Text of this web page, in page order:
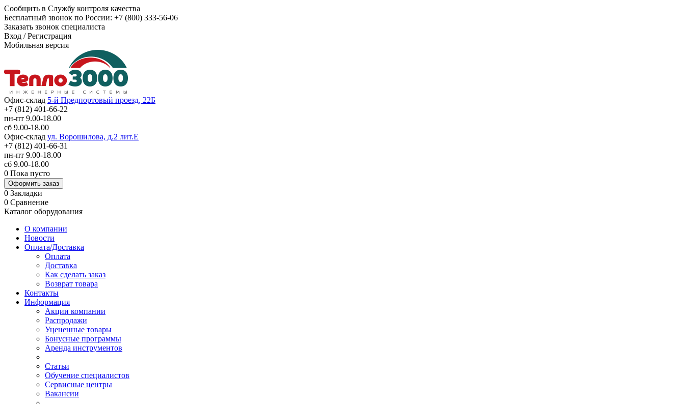
Сообщить в Службу контроля качества
Бесплатный звонок по России: +7 (800) 333-56-06
Заказать звонок специалиста
Вход /Регистрация
Мобильная версия
Офис-склад 5-й Предпортовый проезд, 22Б
+7 (812) 401-66-22
пн-пт 9.00-18.00
сб 9.00-18.00
Офис-склад ул. Ворошилова, д.2 лит.Е
+7 (812) 401-66-31
пн-пт 9.00-18.00
сб 9.00-18.00
0 Пока пусто
Оформить заказ
0 Закладки
0 Сравнение
Каталог оборудования
О компании
Новости
Оплата/Доставка
Оплата
Доставка
Как сделать заказ
Возврат товара
Контакты
Информация
Акции компании
Распродажи
Уцененные товары
Бонусные программы
Аренда инструментов
Статьи
Обучение специалистов
Сервисные центры
Вакансии